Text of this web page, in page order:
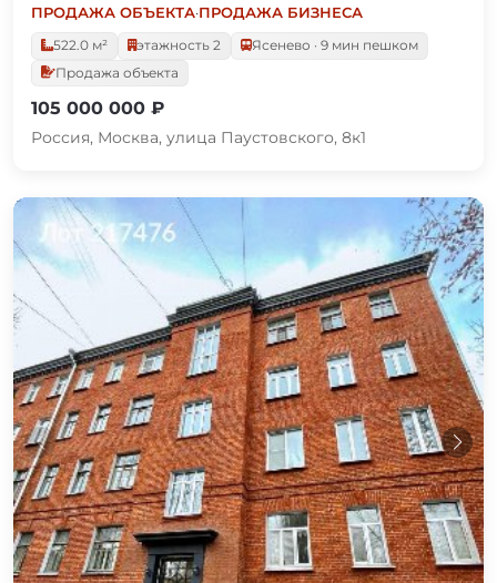
ПРОДАЖА ОБЪЕКТА·ПРОДАЖА БИЗНЕСА
522.0 м²
этажность 2
Ясенево · 9 мин пешком
Продажа объекта
105 000 000 ₽
Россия, Москва, улица Паустовского, 8к1